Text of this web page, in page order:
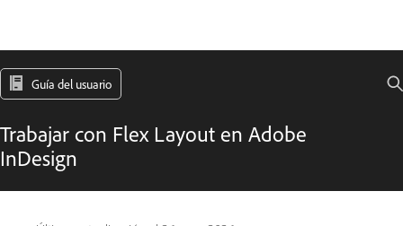
Guía del usuario
Trabajar con Flex Layout en Adobe
InDesign